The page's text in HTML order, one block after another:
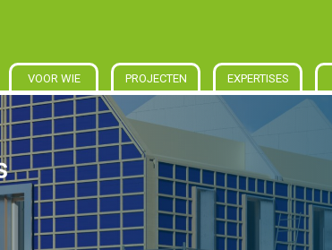
VOOR WIE PROJECTEN EXPERTISES